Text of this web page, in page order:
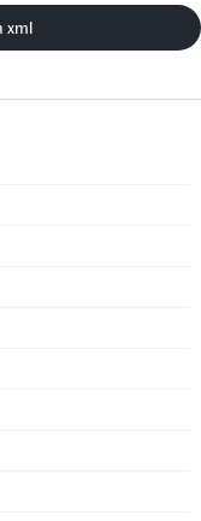
xml